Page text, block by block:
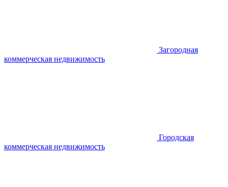
Загородная
коммерческая недвижимость
Городская
коммерческая недвижимость